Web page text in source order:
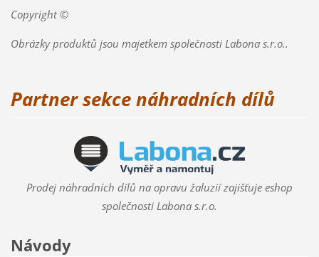
Copyright ©
Obrázky produktů jsou majetkem společnosti Labona s.r.o..
Partner sekce náhradních dílů
Prodej náhradních dílů na opravu žaluzií zajišťuje eshop
společnosti Labona s.r.o.
Návody